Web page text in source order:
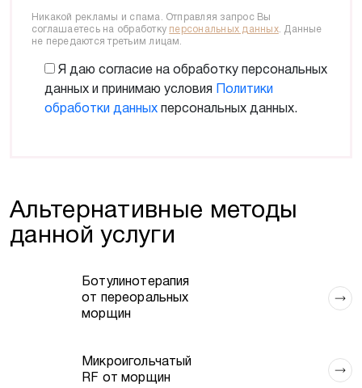
Никакой рекламы и спама. Отправляя запрос Вы
соглашаетесь на обработку персональных данных. Данные
не передаются третьим лицам.
Я даю согласие на обработку персональных
данных и принимаю условия
Политики
обработки данных персональных данных.
Альтернативные методы
данной услуги
Ботулинотерапия
от переоральных
морщин
Микроигольчатый
RF от морщин
Подписаться
Введите адрес эл. почты
Я даю согласие на обработку персональных